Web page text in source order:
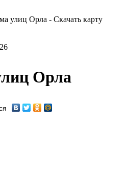
улиц Орла - Скачать карту
Орла